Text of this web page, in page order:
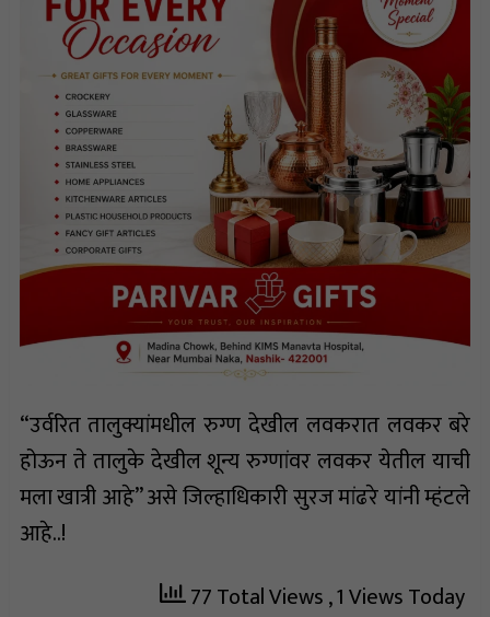
“उर्वरित तालुक्यांमधील रुग्ण देखील लवकरात लवकर बरे
होऊन ते तालुके देखील शून्य रुग्णांवर लवकर येतील याची
मला खात्री आहे” असे जिल्हाधिकारी सुरज मांढरे यांनी म्हंटले
आहे..!
77 Total Views, 1 Views Today